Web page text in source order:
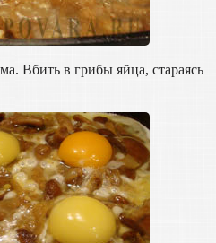
Вбить в грибы яйца, стараясь